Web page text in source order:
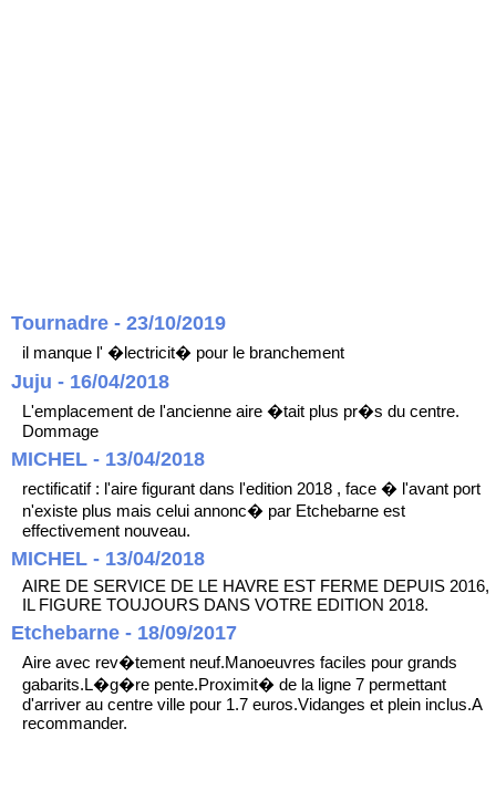
Tournadre - 23/10/2019
il manque l' �lectricit� pour le branchement
Juju - 16/04/2018
L'emplacement de l'ancienne aire �tait plus pr�s du centre.
Dommage
MICHEL - 13/04/2018
rectificatif : l'aire figurant dans l'edition 2018 , face � l'avant port
n'existe plus mais celui annonc� par Etchebarne est
effectivement nouveau.
MICHEL - 13/04/2018
AIRE DE SERVICE DE LE HAVRE EST FERME DEPUIS 2016,
IL FIGURE TOUJOURS DANS VOTRE EDITION 2018.
Etchebarne - 18/09/2017
Aire avec rev�tement neuf.Manoeuvres faciles pour grands
gabarits.L�g�re pente.Proximit� de la ligne 7 permettant
d'arriver au centre ville pour 1.7 euros.Vidanges et plein inclus.A
recommander.